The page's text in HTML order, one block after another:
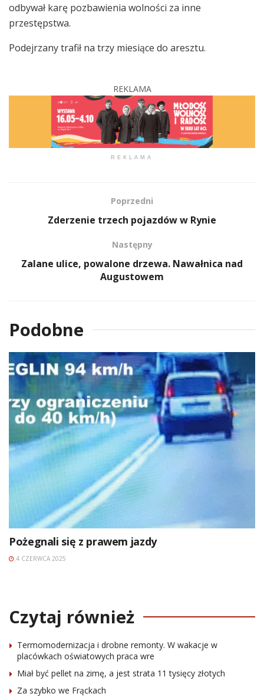
odbywał karę pozbawienia wolności za inne
przestępstwa.
Podejrzany trafił na trzy miesiące do aresztu.
REKLAMA
REKLAMA
Poprzedni
Zderzenie trzech pojazdów w Rynie
Następny
Zalane ulice, powalone drzewa. Nawałnica nad
Augustowem
Podobne
Pożegnali się z prawem jazdy
4 CZERWCA 2025
Czytaj również
Termomodernizacja i drobne remonty. W wakacje w
placówkach oświatowych praca wre
Miał być pellet na zimę, a jest strata 11 tysięcy złotych
Za szybko we Frąckach